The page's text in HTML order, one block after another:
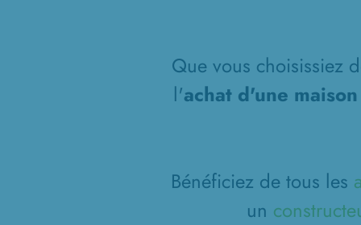
Que vous choisissiez
l'achat d'une
Bénéficiez de tous les
un